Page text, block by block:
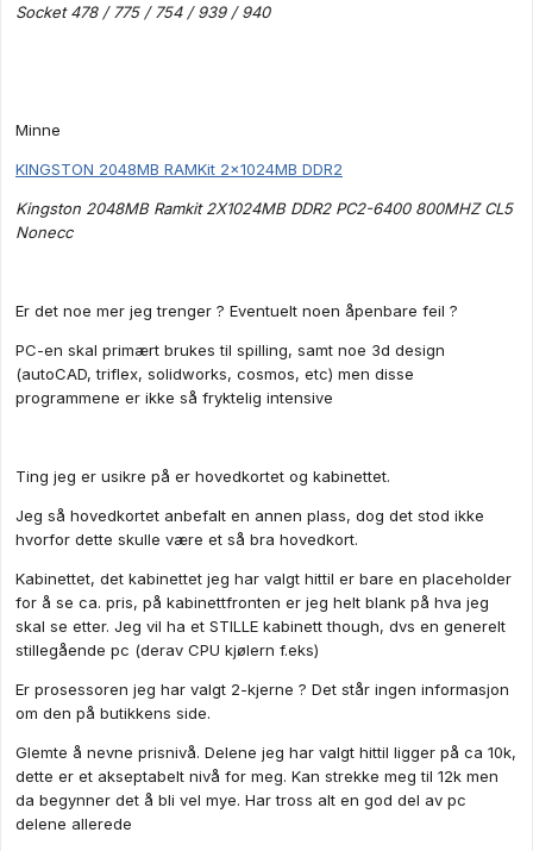
Socket 478 / 775 / 754 / 939 / 940
Minne
KINGSTON 2048MB RAMKit 2x1024MB DDR2
Kingston 2048MB Ramkit 2X1024MB DDR2 PC2-6400 800MHZ CL5
Nonecc
Er det noe mer jeg trenger ? Eventuelt noen åpenbare feil ?
PC-en skal primært brukes til spilling, samt noe 3d design
(autoCAD, triflex, solidworks, cosmos, etc) men disse
programmene er ikke så fryktelig intensive
Ting jeg er usikre på er hovedkortet og kabinettet.
Jeg så hovedkortet anbefalt en annen plass, dog det stod ikke
hvorfor dette skulle være et så bra hovedkort.
Kabinettet, det kabinettet jeg har valgt hittil er bare en placeholder
for å se ca. pris, på kabinettfronten er jeg helt blank på hva jeg
skal se etter. Jeg vil ha et STILLE kabinett though, dvs en generelt
stillegående pc (derav CPU kjølern f.eks)
Er prosessoren jeg har valgt 2-kjerne ? Det står ingen informasjon
om den på butikkens side.
Glemte å nevne prisnivå. Delene jeg har valgt hittil ligger på ca 10k,
dette er et akseptabelt nivå for meg. Kan strekke meg til 12k men
da begynner det å bli vel mye. Har tross alt en god del av pc
delene allerede